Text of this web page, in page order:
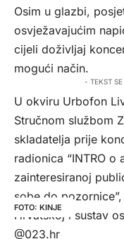
KINJE
Osim u glazbi,
osvježavajućim
cijeli doživljaj
mogući način.
- TEKST
U okviru Urbofon
Stručnom službom
skladatelja prije
radionica “INTRO o
zainteresiranoj
sobe do
Hrvatskoj i sustav
@023.hr